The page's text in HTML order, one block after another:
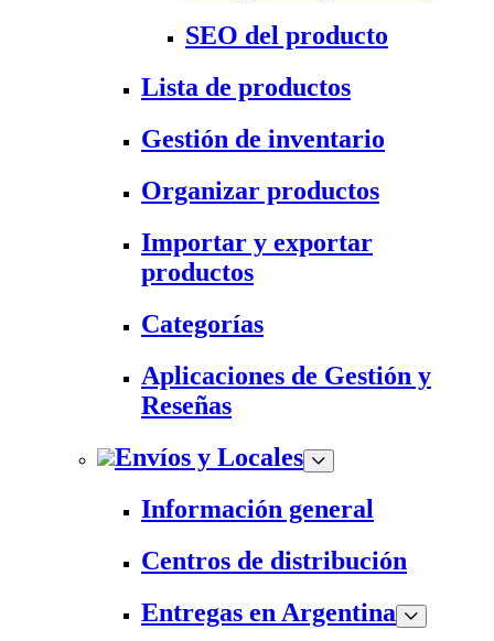
SEO del producto
Lista de productos
Gestión de inventario
Organizar productos
Importar y exportar
productos
Categorías
Aplicaciones de Gestión y
Reseñas
Envíos y Locales
Información general
Centros de distribución
Entregas en Argentina